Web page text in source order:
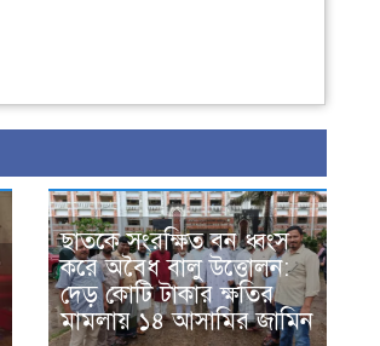
ছাতকে সংরক্ষিত বন ধ্বংস
করে অবৈধ বালু উত্তোলন:
দেড় কোটি টাকার ক্ষতির
মামলায় ১৪ আসামির জামিন